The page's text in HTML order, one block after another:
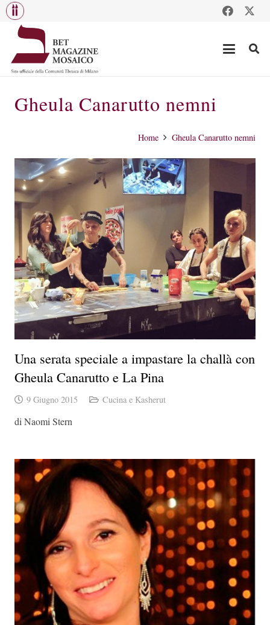
Gheula Canarutto nemni
Home Gheula Canarutto nemni
Una serata speciale a impastare la challà con
Gheula Canarutto e La Pina
9 Giugno 2015 Cucina e Kasherut
di Naomi Stern